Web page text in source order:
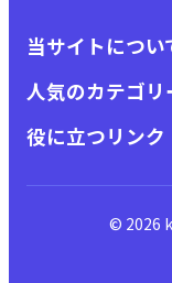
当サイトについ
人気のカテゴリ
役に立つリンク
© 2026